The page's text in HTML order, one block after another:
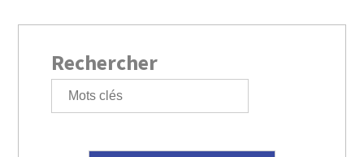
Rechercher